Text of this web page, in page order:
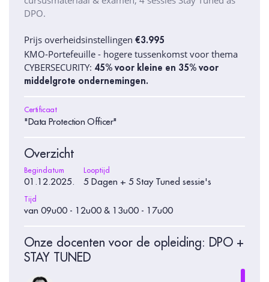
DPO.
Prijs overheidsinstellingen €3.995
KMO-Portefeuille - hogere tussenkomst voor thema
CYBERSECURITY: 45% voor kleine en 35% voor
middelgrote ondernemingen.
Certificaat
"Data Protection Officer"
Overzicht
Begindatum
01.12.2025.
Looptijd
5 Dagen + 5 Stay Tuned sessie's
Tijd
van 09u00 - 12u00 & 13u00 - 17u00
Onze docenten voor de opleiding: DPO +
STAY TUNED